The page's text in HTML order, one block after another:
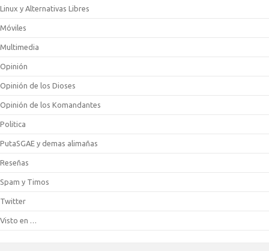
Linux y Alternativas Libres
Móviles
Multimedia
Opinión
Opinión de los Dioses
Opinión de los Komandantes
Politica
PutaSGAE y demas alimañas
Reseñas
Spam y Timos
Twitter
Visto en …